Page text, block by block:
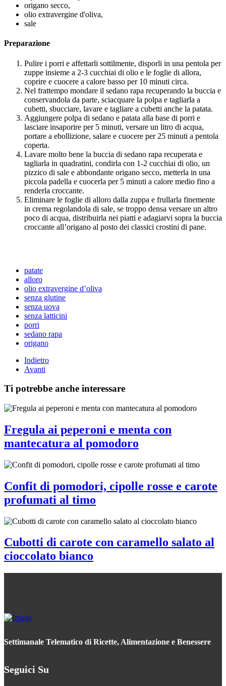
origano secco,
olio extravergine d'oliva,
sale
Preparazione
Pulire i porri e affettarli sottilmente, disporli in una pentola per
zuppe insieme a 2-3 cucchiai di olio e le foglie di allora,
coprire e cuocere a calore basso per 10 minuti circa.
Nel frattempo mondare il sedano rapa recuperando la buccia e
conservandola da parte, sciacquare la polpa e tagliarla a
cubetti, sbucciare, lavare e tagliare a cubetti anche la patata.
Aggiungere polpa di sedano e patata alla base di porri e
lasciare insaporire per 5 minuti, versare un litro di acqua,
portare a ebollizione, salare e cuocere per 25 minuti a pentola
coperta.
Lavare molto bene la buccia di sedano rapa recuperata e
tagliarla in quadratini, condirla con 1-2 cucchiai di olio, un
pizzico di sale e abbondante origano secco, metterla in una
piccola padella e cuocerla per 5 minuti a calore medio fino a
renderla croccante.
Eliminare le foglie di alloro dalla zuppa e frullarla finemente
in crema regolandola di sale, se troppo densa versare un altro
poco di acqua, distribuirla nei piatti e adagiarvi sopra la buccia
croccante all’origano al posto dei classici crostini di pane.
patate
alloro
olio extravergine d’oliva
senza glutine
senza uova
senza latticini
porri
sedano rapa
origano
Indietro
Avanti
Ti potrebbe anche interessare
Fregula ai peperoni e menta con
mantecatura al pomodoro
Confit di pomodori, cipolle rosse e carote
profumati al timo
Cubotti di carote con caramello salato al
cioccolato bianco
Settimanale Telematico di Ricette, Alimentazione e Benessere
Seguici Su